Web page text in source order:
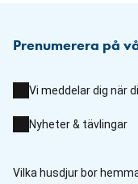
Prenumerera på
Vi meddelar dig när
Nyheter & tävlingar
Vilka husdjur bor